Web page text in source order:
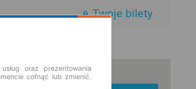
Twoje bilety
oraz prezentowania
cofnąć lub zmienić.